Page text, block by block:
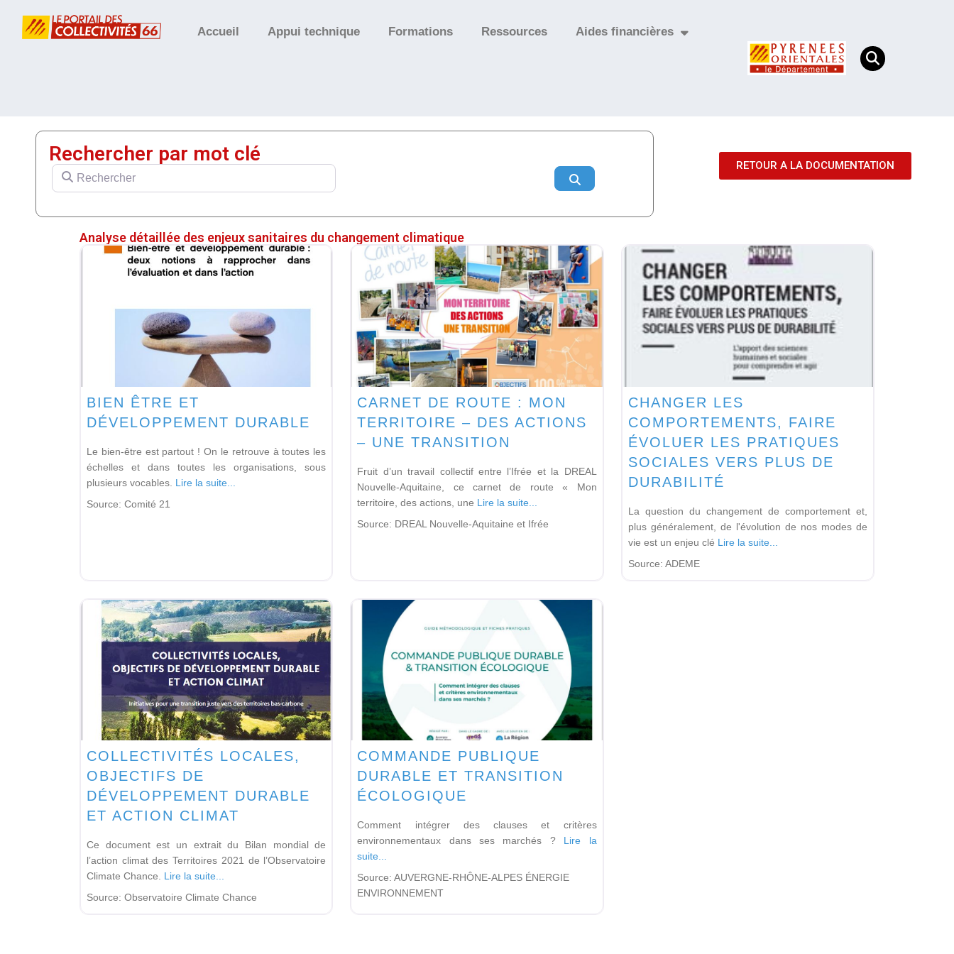
Accueil Appui technique Formations Ressources Aides financières
Rechercher par mot clé
Rechercher RETOUR A LA DOCUMENTATION
Analyse détaillée des enjeux sanitaires du changement climatique
BIEN ÊTRE ET
DÉVELOPPEMENT DURABLE
Le bien-être est partout ! On le retrouve à toutes les
échelles et dans toutes les organisations, sous
plusieurs vocables. Lire la suite...
Source: Comité 21
CARNET DE ROUTE : MON
TERRITOIRE – DES ACTIONS
– UNE TRANSITION
Fruit d’un travail collectif entre l’Ifrée et la DREAL
Nouvelle-Aquitaine, ce carnet de route « Mon
territoire, des actions, une Lire la suite...
Source: DREAL Nouvelle-Aquitaine et Ifrée
CHANGER LES
COMPORTEMENTS, FAIRE
ÉVOLUER LES PRATIQUES
SOCIALES VERS PLUS DE
DURABILITÉ
La question du changement de comportement et,
plus généralement, de l'évolution de nos modes de
vie est un enjeu clé Lire la suite...
Source: ADEME
COLLECTIVITÉS LOCALES,
OBJECTIFS DE
DÉVELOPPEMENT DURABLE
ET ACTION CLIMAT
Ce document est un extrait du Bilan mondial de
l’action climat des Territoires 2021 de l’Observatoire
Climate Chance. Lire la suite...
Source: Observatoire Climate Chance
COMMANDE PUBLIQUE
DURABLE ET TRANSITION
ÉCOLOGIQUE
Comment intégrer des clauses et critères
environnementaux dans ses marchés ? Lire la
suite...
Source:AUVERGNE-RHÔNE-ALPES ÉNERGIE
ENVIRONNEMENT